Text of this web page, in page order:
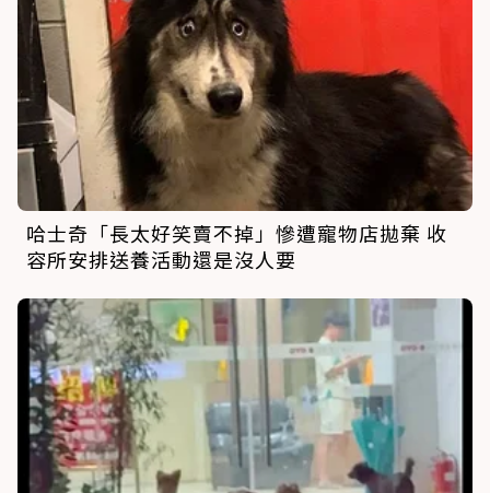
哈士奇「長太好笑賣不掉」慘遭寵物店拋棄 收
容所安排送養活動還是沒人要